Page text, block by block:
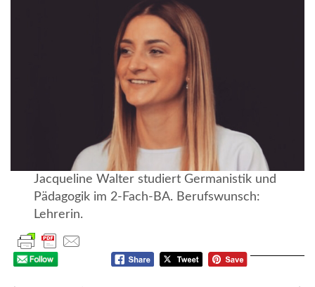
Jacqueline Walter studiert Germanistik und
Pädagogik im 2-Fach-BA. Berufswunsch:
Lehrerin.